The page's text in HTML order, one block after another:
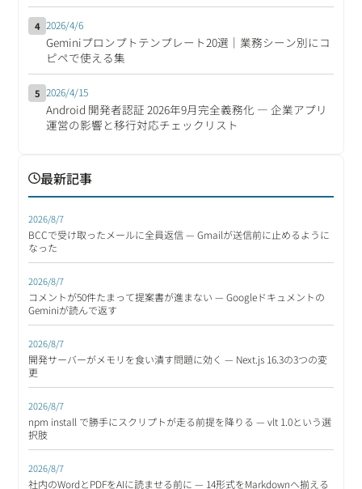
4 2026/4/6
Geminiプロンプトテンプレート20選｜業務シーン別にコ
ピペで使える集
5 2026/4/15
Android 開発者認証 2026年9月完全義務化 ― 企業アプリ
運営の影響と移行対応チェックリスト
最新記事
2026/8/7
BCCで受け取ったメールに全員返信 — Gmailが送信前に止めるように
なった
2026/8/7
コメントが50件たまって提案書が進まない — Googleドキュメントの
Geminiが読んで返す
2026/8/7
開発サーバーがメモリを食い潰す問題に効く — Next.js 16.3の3つの変
更
2026/8/7
npm install で勝手にスクリプトが走る前提を降りる — vlt 1.0という選
択肢
2026/8/7
社内のWordとPDFをAIに読ませる前に — 14形式をMarkdownへ揃える